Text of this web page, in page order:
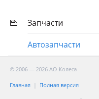
Запчасти
Автозапчасти
© 2006 — 2026 АО Колеса
Главная Полная версия